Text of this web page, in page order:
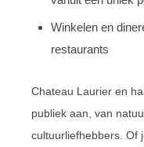
Winkelen en
restaurants
Chateau Laurier en
publiek aan, van
cultuurliefhebbers. Of